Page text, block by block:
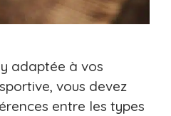
adaptée à vos
vous devez
entre les types